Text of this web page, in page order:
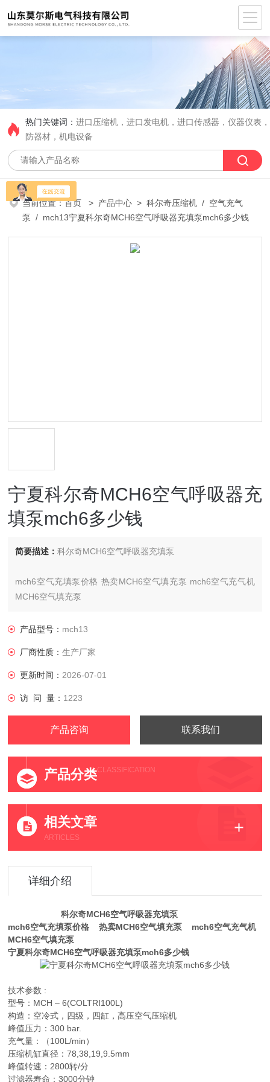
热门关键词：进口压缩机，进口发电机，进口传感器，仪器仪表
防器材，机电设备
当前位置：首页 > 产品中心 >科尔奇压缩机 / 空气充气
泵 / mch13宁夏科尔奇MCH6空气呼吸器充填泵mch6多少钱
宁夏科尔奇MCH6空气呼吸器充
填泵mch6多少钱
简要描述：科尔奇MCH6空气呼吸器充填泵
mch6空气充填泵价格 热卖MCH6空气填充泵 mch6空气充气机
MCH6空气填充泵
宁夏科尔奇MCH6空气呼吸器充填泵mch6多少钱
产品型号： mch13
厂商性质：生产厂家
更新时间： 2026-07-01
访 问 量： 1223
产品咨询 联系我们
产品分类CLASSIFICATION
相关文章
ARTICLES
详细介绍
科尔奇MCH6空气呼吸器充填泵
mch6空气充填泵价格 热卖MCH6空气填充泵 mch6空气充气机
MCH6空气填充泵
宁夏科尔奇MCH6空气呼吸器充填泵mch6多少钱
技术参数 :
型号：MCH – 6(COLTRI100L)
构造：空冷式，四级，四缸，高压空气压缩机
峰值压力：300 bar.
充气量：（100L/min）
压缩机缸直径：78,38,19,9.5mm
峰值转速：2800转/分
过滤器寿命：3000分钟